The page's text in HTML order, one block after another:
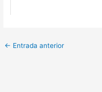
← Entrada anterior